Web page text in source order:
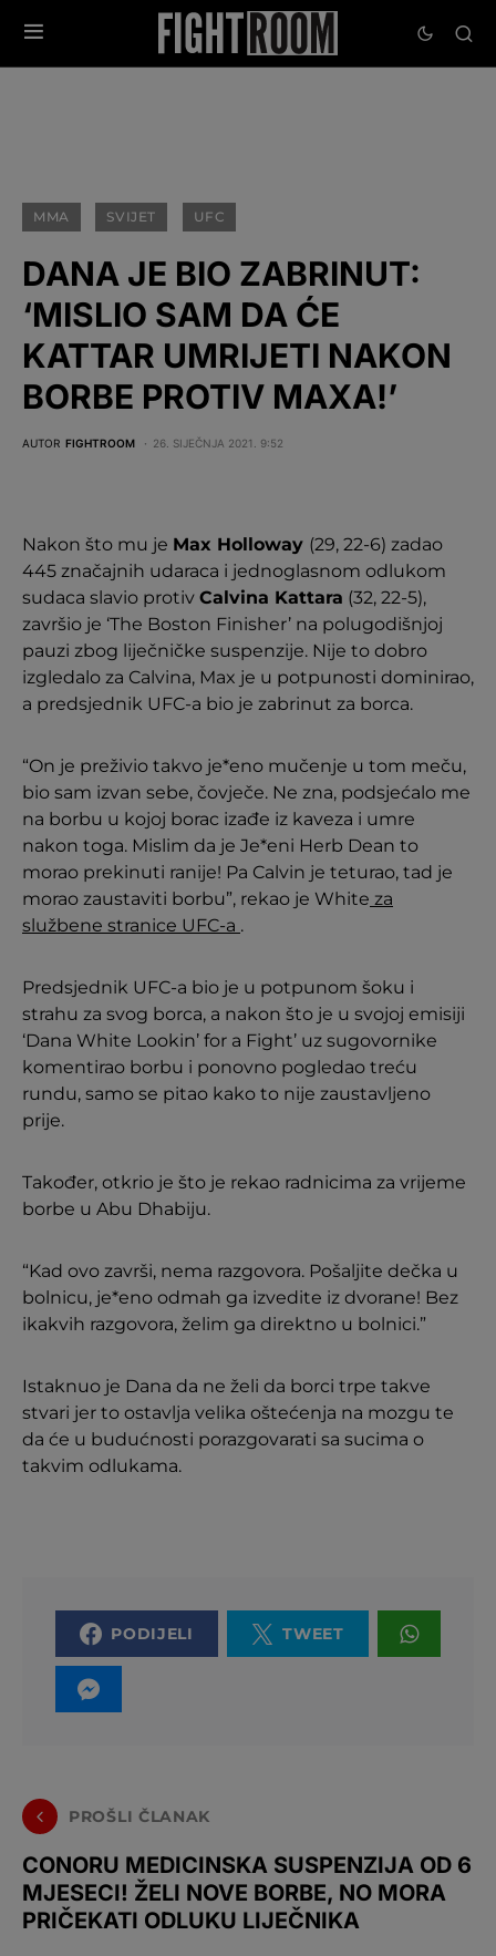
MMA SVIJET UFC
DANA JE BIO ZABRINUT:
‘MISLIO SAM DA ĆE
KATTAR UMRIJETI NAKON
BORBE PROTIV MAXA!’
AUTOR FIGHTROOM 26. SIJEČNJA 2021. 9:52
Nakon što mu je Max Holloway (29, 22-6) zadao
445 značajnih udaraca i jednoglasnom odlukom
sudaca slavio protiv Calvina Kattara (32, 22-5),
završio je ‘The Boston Finisher’ na polugodišnjoj
pauzi zbog liječničke suspenzije. Nije to dobro
izgledalo za Calvina, Max je u potpunosti dominirao,
a predsjednik UFC-a bio je zabrinut za borca.
“On je preživio takvo je*eno mučenje u tom meču,
bio sam izvan sebe, čovječe. Ne zna, podsjećalo me
na borbu u kojoj borac izađe iz kaveza i umre
nakon toga. Mislim da je Je*eni Herb Dean to
morao prekinuti ranije! Pa Calvin je teturao, tad je
morao zaustaviti borbu”, rekao je White za
službene stranice UFC-a .
Predsjednik UFC-a bio je u potpunom šoku i
strahu za svog borca, a nakon što je u svojoj emisiji
‘Dana White Lookin’ for a Fight’ uz sugovornike
komentirao borbu i ponovno pogledao treću
rundu, samo se pitao kako to nije zaustavljeno
prije.
Također, otkrio je što je rekao radnicima za vrijeme
borbe u Abu Dhabiju.
“Kad ovo završi, nema razgovora. Pošaljite dečka u
bolnicu, je*eno odmah ga izvedite iz dvorane! Bez
ikakvih razgovora, želim ga direktno u bolnici.”
Istaknuo je Dana da ne želi da borci trpe takve
stvari jer to ostavlja velika oštećenja na mozgu te
da će u budućnosti porazgovarati sa sucima o
takvim odlukama.
PODIJELI TWEET
PROŠLI ČLANAK
CONORU MEDICINSKA SUSPENZIJA OD 6
MJESECI! ŽELI NOVE BORBE, NO MORA
PRIČEKATI ODLUKU LIJEČNIKA